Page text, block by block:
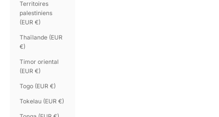
Territoires
palestiniens
(EUR €)
Thaïlande (EUR
€)
Timor oriental
(EUR €)
Togo (EUR €)
Tokelau (EUR €)